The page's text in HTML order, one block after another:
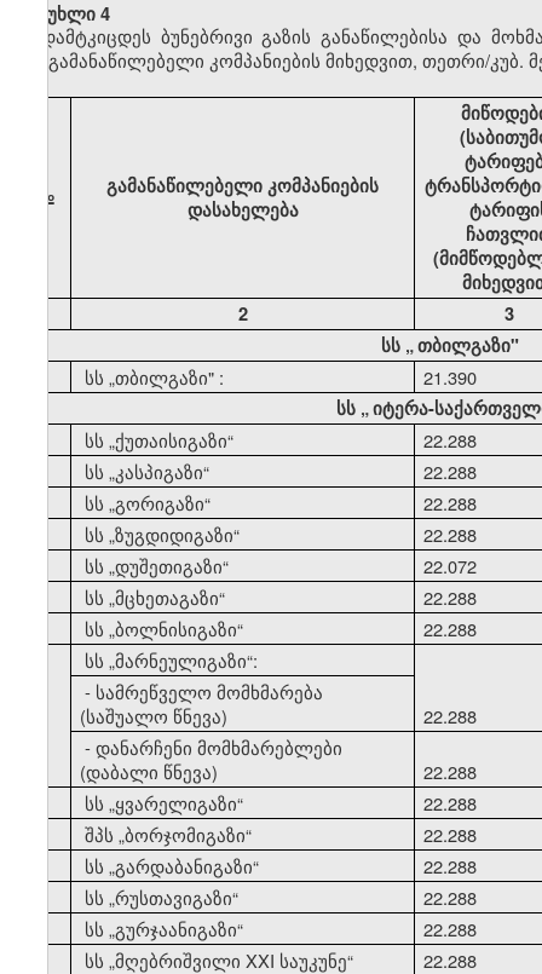
მუხლი 4
დამტკიცდეს ბუნებრივი გაზის განაწილებისა და
გაზგამანაწილებელი კომპანიების მიხედვით, თეთრი/კუბ.
№
გამანაწილებელი კომპანიების
დასახელება
2
3
სს „თბილგაზი"
სს„თბილგაზი" :
21.390
სს „იტერა-
სს„ქუთაისიგაზი“
22.288
სს„კასპიგაზი“
22.288
სს„გორიგაზი“
22.288
სს„ზუგდიდიგაზი“
22.288
სს„დუშეთიგაზი“
22.072
სს„მცხეთაგაზი“
22.288
სს„ბოლნისიგაზი“
22.288
სს„მარნეულიგაზი“:
- სამრეწველო მომხმარება
(საშუალო წნევა)
22.288
- დანარჩენი მომხმარებლები
(დაბალი წნევა)
22.288
სს„ყვარელიგაზი“
22.288
შპს„ბორჯომიგაზი“
22.288
სს„გარდაბანიგაზი“
22.288
სს„რუსთავიგაზი“
22.288
სს„გურჯაანიგაზი“
22.288
სს„მღებრიშვილი XXI საუკუნე“ 22.288